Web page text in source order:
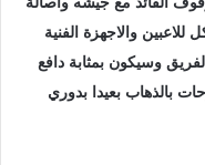
للاعبين والاجهزة الفنية
وسيكون بمثابة دافع
بالذهاب بعيدا بدوري